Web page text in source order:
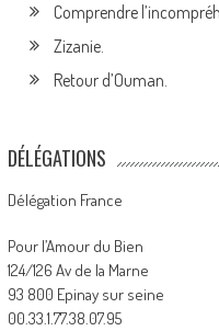
Comprendre
Zizanie.
Retour d’Ouman.
DÉLÉGATIONS
Délégation France
Pour l’Amour du Bien
124/126 Av de la Marne
93 800 Epinay sur seine
00.33.1.77.38.07.95